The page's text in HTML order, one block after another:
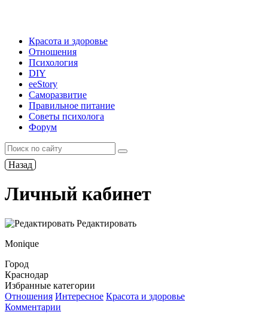
Красота и здоровье
Отношения
Психология
DIY
ееStory
Саморазвитие
Правильное питание
Советы психолога
Форум
Назад
Личный кабинет
Редактировать
Monique
Город
Краснодар
Избранные категории
Отношения Интересное Красота и здоровье
Комментарии